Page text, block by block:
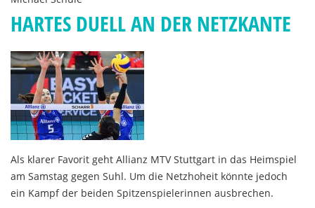
HARTES DUELL AN DER NETZKANTE
Als klarer Favorit geht Allianz MTV Stuttgart in das Heimspiel
am Samstag gegen Suhl. Um die Netzhoheit könnte jedoch
ein Kampf der beiden Spitzenspielerinnen ausbrechen.